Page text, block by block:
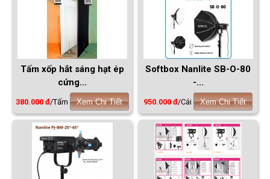
Tấm xốp hắt sáng hạt ép
cứng...
380.000 đ/Tấm Xem Chi Tiết
Softbox Nanlite SB-O-80
-...
950.000 đ/Cái Xem Chi Tiết